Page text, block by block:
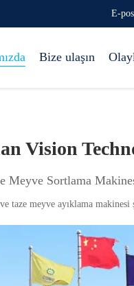
E-
Bize ulaşın
Vision
Meyve Sortlama
taze meyve ayıklama